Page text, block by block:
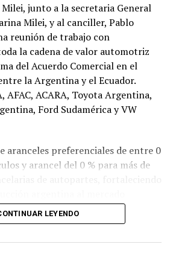
junto a la secretaria General
Milei, y al canciller, Pablo
reunión de trabajo con
la cadena de valor automotriz
del Acuerdo Comercial en el
la Argentina y el Ecuador.
AFAC, ACARA, Toyota Argentina,
Ford Sudamérica y VW
aranceles preferenciales de entre 0
y arancel del 0 % para más de
LEYENDO